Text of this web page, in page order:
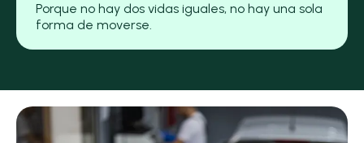
Porque no hay dos vidas iguales, no hay una sola
forma de moverse.